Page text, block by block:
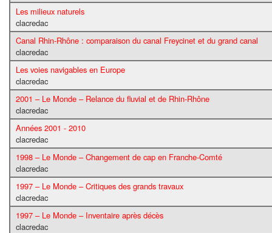
Les milieux naturels
clacredac
Canal Rhin-Rhône : comparaison du canal Freycinet et du grand canal
clacredac
Les voies navigables en Europe
clacredac
2001 – Le Monde – Relance du fluvial et de Rhin-Rhône
clacredac
Années 2001 - 2010
clacredac
1998 – Le Monde – Changement de cap en Franche-Comté
clacredac
1997 – Le Monde – Critiques des grands travaux
clacredac
1997 – Le Monde – Inventaire après décès
clacredac